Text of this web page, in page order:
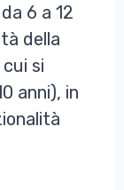
6 a 12
della
si
anni), in